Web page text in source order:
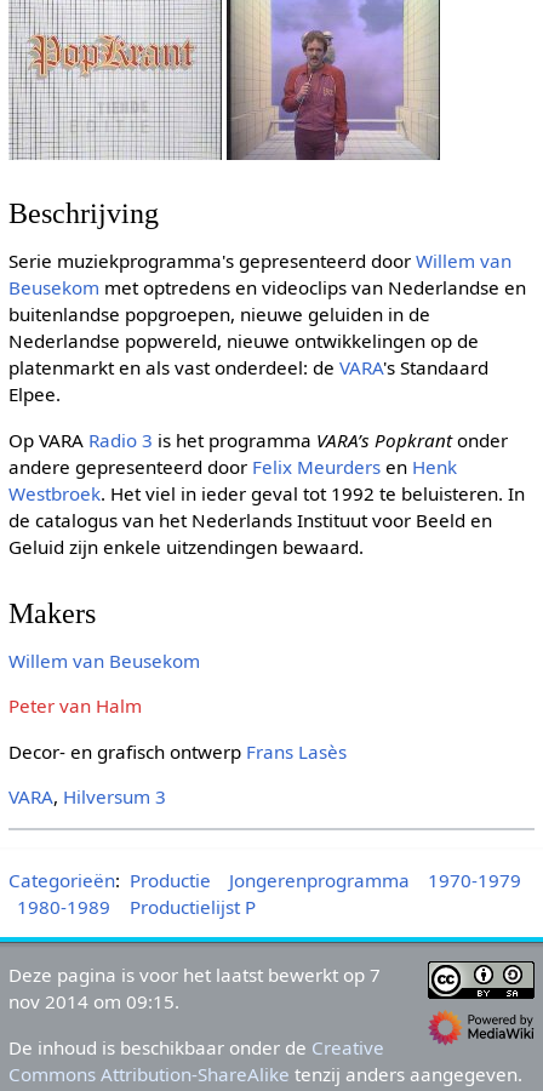
Beschrijving
Serie muziekprogramma's gepresenteerd door Willem van
Beusekom met optredens en videoclips van Nederlandse en
buitenlandse popgroepen, nieuwe geluiden in de
Nederlandse popwereld, nieuwe ontwikkelingen op de
platenmarkt en als vast onderdeel: de VARA's Standaard
Elpee.
Op VARA Radio 3 is het programma VARA’s Popkrantonder
andere gepresenteerd door Felix Meurdersen Henk
Westbroek. Het viel in ieder geval tot 1992 te beluisteren. In
de catalogus van het Nederlands Instituut voor Beeld en
Geluid zijn enkele uitzendingen bewaard.
Makers
Willem van Beusekom
Peter van Halm
Decor- en grafisch ontwerp Frans Lasès
VARA, Hilversum 3
Categorieën: Productie Jongerenprogramma
1970-1979
1980-1989
Productielijst P
Deze pagina is voor het laatst bewerkt op 7
nov 2014 om 09:15.
De inhoud is beschikbaar onder de Creative
Commons Attribution-ShareAlike tenzij anders aangegeven.